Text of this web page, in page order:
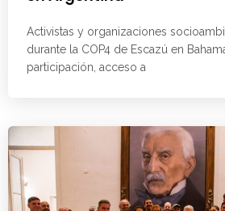
Activistas y organizaciones
durante la COP4 de Escazú en
participación, acceso a